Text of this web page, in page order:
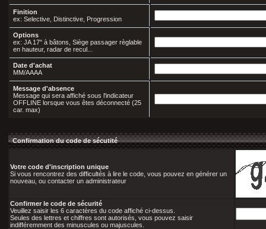
Finition
ex: Selective, Distinctive, Progression
Options
ex: JA 17" à bâtons, Siège passager règlable
en hauteur, radar de recul...
Date d'achat
MM/AAAA
Message d'absence
Message qui sera affiché sous l'indicateur
OFFLINE lorsque vous êtes déconnecté (25
car. max)
Confirmation du code de sécutité
Votre code d'inscription unique
Si vous rencontrez des difficultés à lire le code, vous pouvez en générer un
nouveau, ou contacter un administrateur
Confirmer le code de sécurité
Veuillez saisir les 6 caractères du code affiché ci-dessus.
Seules des lettres et chiffres sont autorisés, vous pouvez saisir
indifféremment des minuscules ou majuscules.